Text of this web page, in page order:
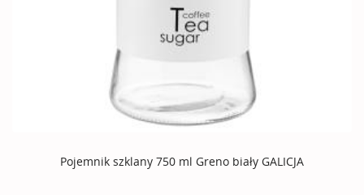
Pojemnik szklany 750 ml Greno biały GALICJA